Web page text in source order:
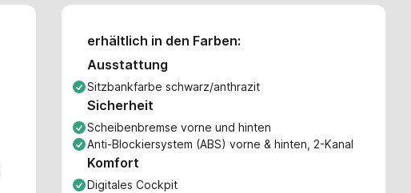
erhältlich in den Farben:
Ausstattung
Sitzbankfarbe schwarz/anthrazit
Sicherheit
Scheibenbremse vorne und hinten
Anti-Blockiersystem (ABS) vorne & hinten, 2-Kanal
Komfort
Digitales Cockpit